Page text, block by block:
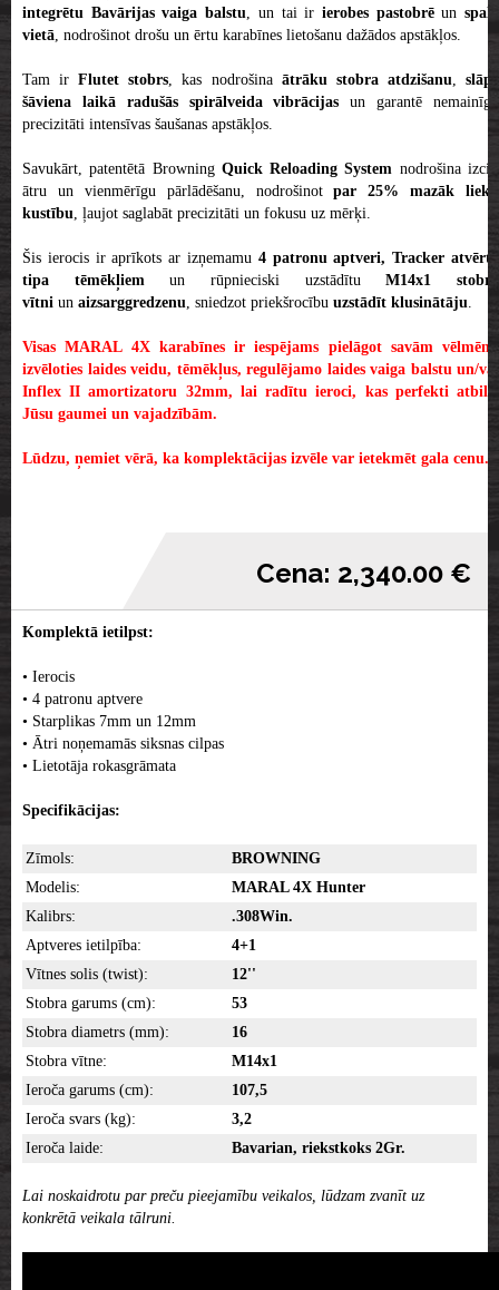
integrētu Bavārijas vaiga balstu , un tai ir ierobes pastobrēunspala
vietā , nodrošinot drošu un ērtu karabīnes lietošanu dažādos apstākļos.
Tam irFlutet stobrs , kas nodrošina ātrāku stobra atdzišanu ,slāpē
šāviena laikā radušās spirālveida vibrācijas un garantē nemainīgu
precizitāti intensīvas šaušanas apstākļos.
Savukārt, patentētā Browning Quick Reloading System nodrošina izcili
ātru un vienmērīgu pārlādēšanu, nodrošinotpar 25% mazāk lieku
kustību , ļaujot saglabāt precizitāti un fokusu uz mērķi.
Šis ierocis ir aprīkots ar izņemamu 4 patronu aptveri, Tracker atvērtā
tipa tēmēkļiemun rūpnieciski uzstādītuM14x1 stobra
vītni un aizsarggredzenu , sniedzot priekšrocību uzstādīt klusinātāju
Visas MARAL 4X karabīnes ir iespējams pielāgot savām vēlmēm,
izvēloties laides veidu, tēmēkļus, regulējamo laides vaiga balstu un/vai
Inflex II amortizatoru 32mm, lai radītu ieroci, kas perfekti atbilst
Jūsu gaumei un vajadzībām.
Lūdzu, ņemiet vērā, ka komplektācijas izvēle var ietekmēt gala cenu.
Cena: 2,340.00 €
Komplektā ietilpst:
• Ierocis
• 4 patronu aptvere
• Starplikas 7mm un 12mm
• Ātri noņemamās siksnas cilpas
• Lietotāja rokasgrāmata
Specifikācijas:
Zīmols:
BROWNING
Modelis:
MARAL 4X Hunter
Kalibrs:
.308Win.
Aptveres ietilpība:
4+1
Vītnes solis (twist):
12''
Stobra garums (cm):
53
Stobra diametrs (mm):
16
Stobra vītne:
M14x1
Ieroča garums (cm):
107,5
Ieroča svars (kg):
3,2
Ieroča laide:
Bavarian, riekstkoks 2Gr.
Lai noskaidrotu par preču pieejamību veikalos, lūdzam zvanīt uz
konkrētā veikala tālruni.